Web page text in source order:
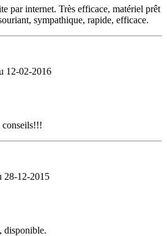
par internet. Très efficace, matériel prêt
sympathique, rapide, efficace.
12-02-2016
conseils!!!
28-12-2015
disponible.